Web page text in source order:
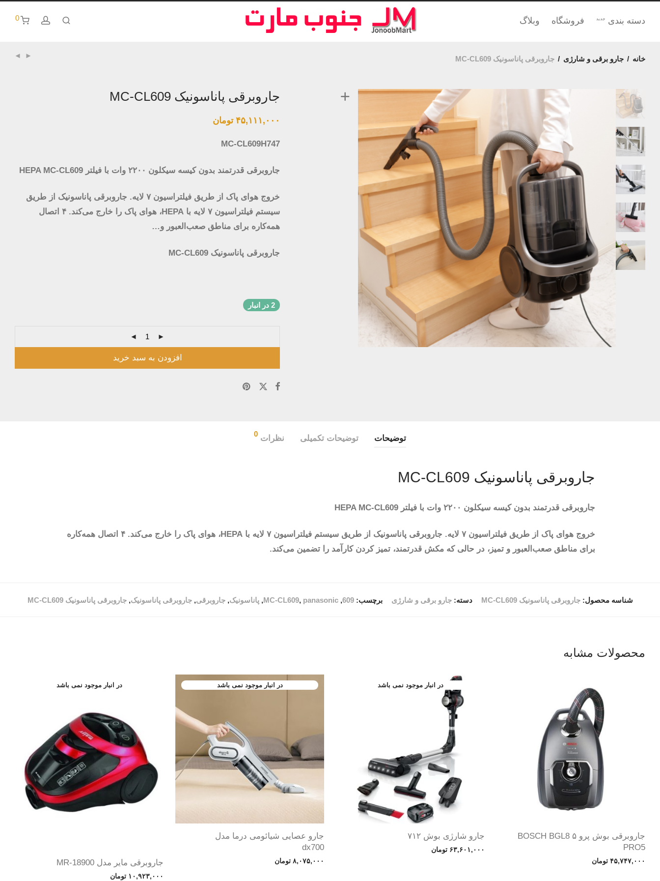
دسته بندی جدید فروشگاه وبلاگ 0
خانه / جارو برقی و شارژی / جاروبرقی پاناسونیک MC-CL609
جاروبرقی پاناسونیک MC-CL609
۴۵,۱۱۱,۰۰۰ تومان
MC-CL609H747
جاروبرقی قدرتمند بدون کیسه سیکلون ۲۲۰۰ وات با فیلتر HEPA MC-CL609
خروج هوای پاک از طریق فیلتراسیون ۷ لایه. جاروبرقی پاناسونیک از طریق
سیستم فیلتراسیون ۷ لایه با HEPA، هوای پاک را خارج می‌کند. ۴ اتصال
همه‌کاره برای مناطق صعب‌العبور و…
جاروبرقی پاناسونیک MC-CL609
2 در انبار
افزودن به سبد خرید
توضیحات توضیحات تکمیلی نظرات 0
جاروبرقی پاناسونیک MC-CL609
جاروبرقی قدرتمند بدون کیسه سیکلون ۲۲۰۰ وات با فیلتر HEPA MC-CL609
خروج هوای پاک از طریق فیلتراسیون ۷ لایه. جاروبرقی پاناسونیک از طریق سیستم فیلتراسیون ۷ لایه با HEPA، هوای پاک را خارج می‌کند. ۴ اتصال همه‌کاره
برای مناطق صعب‌العبور و تمیز، در حالی که مکش قدرتمند، تمیز کردن کارآمد را تضمین می‌کند.
شناسه محصول:جاروبرقی پاناسونیک MC-CL609 دسته:جارو برقی و شارژی برچسب:609
,
MC-CL609, panasonic
,پاناسونیک,جاروبرقی,جاروبرقی پاناسونیک,جاروبرقی پاناسونیک MC-CL609
محصولات مشابه
جاروبرقی بوش پرو ۵ BOSCH BGL8
PRO5
۴۵,۷۴۷,۰۰۰ تومان
جارو شارژی بوش ۷۱۲
۶۳,۶۰۱,۰۰۰ تومان
جارو عصایی شیائومی درما مدل
dx700
۸,۰۷۵,۰۰۰ تومان جاروبرقی مایر مدل MR-18900
۱۰,۹۲۳,۰۰۰ تومان